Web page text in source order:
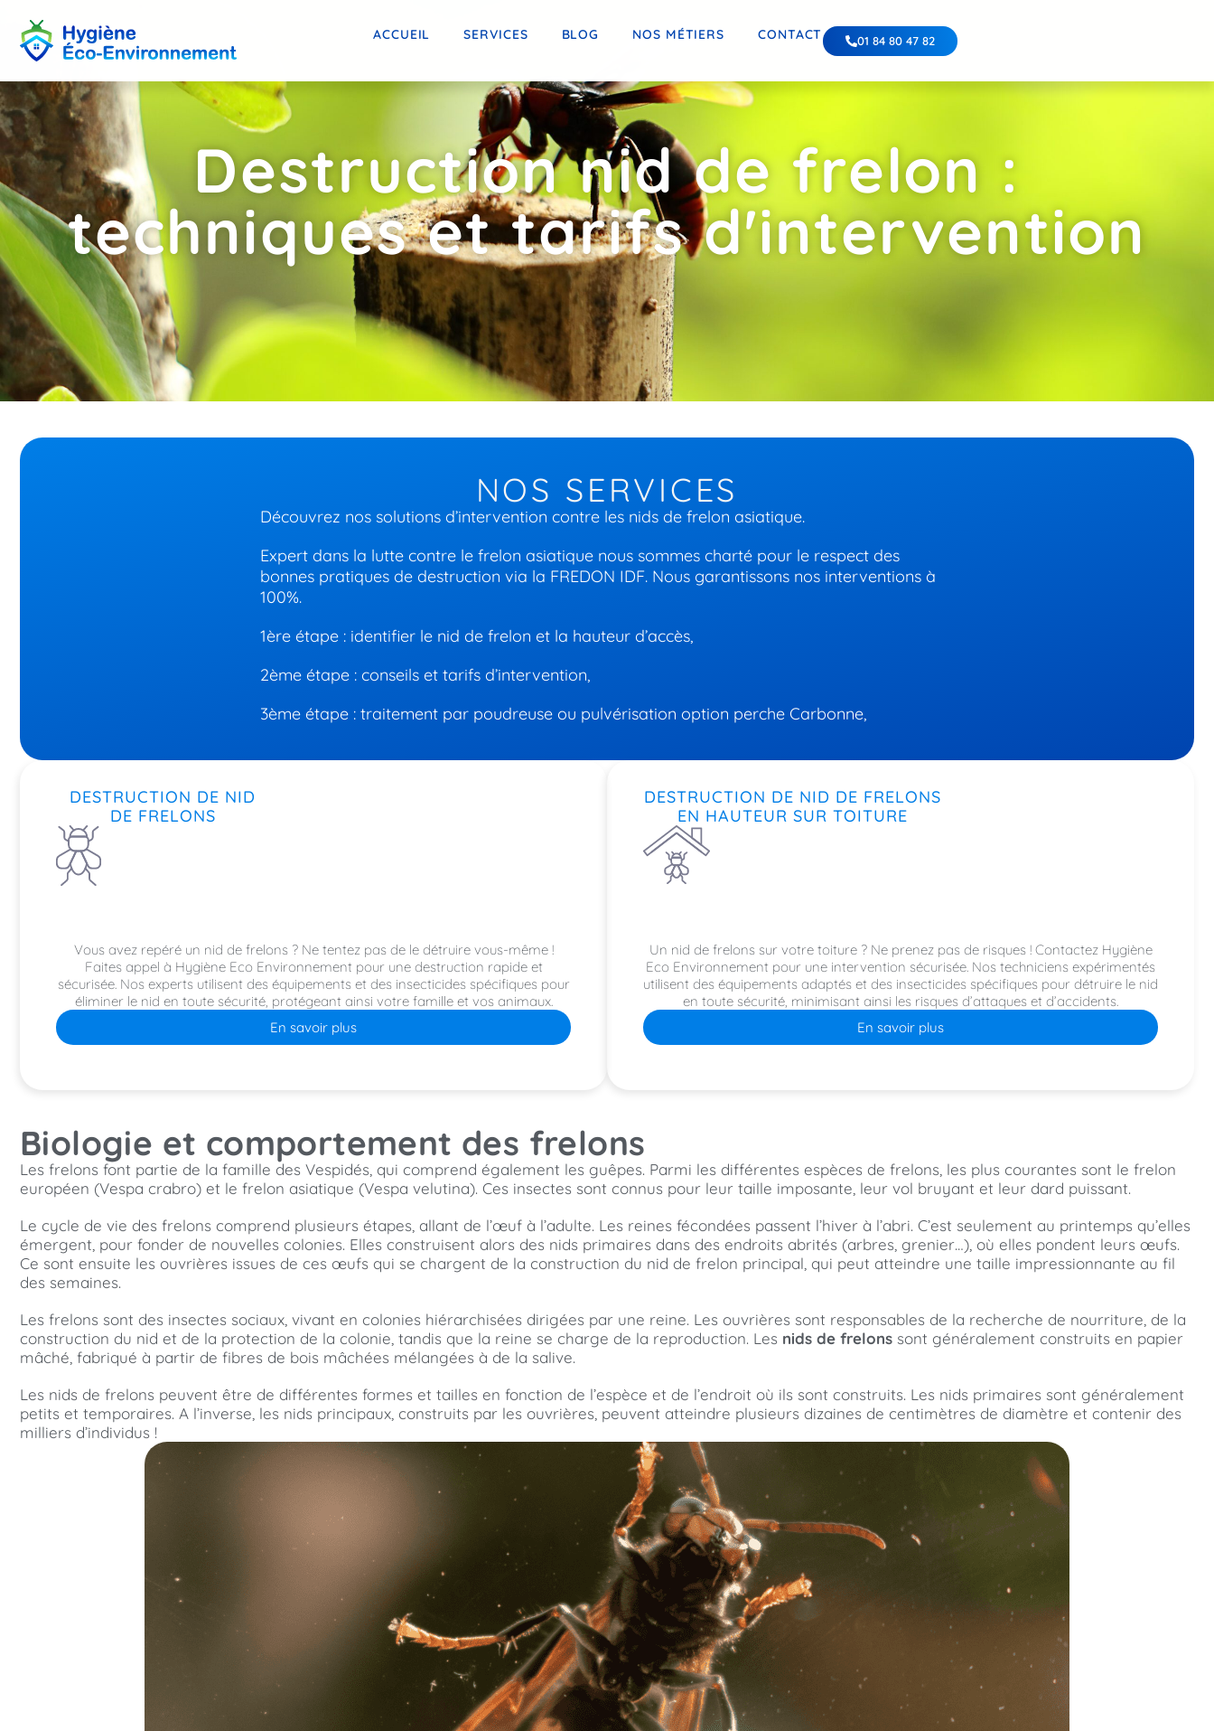
ACCUEIL SERVICES BLOG NOS MÉTIERS CONTACT 01 84 80 47 82
Destruction nid de frelon :
techniques et tarifs d'intervention
NOS SERVICES
Découvrez nos solutions d’intervention contre les nids de frelon asiatique.
Expert dans la lutte contre le frelon asiatique nous sommes charté pour le respect des
bonnes pratiques de destruction via la FREDON IDF. Nous garantissons nos interventions à
100%.
1ère étape : identifier le nid de frelon et la hauteur d’accès,
2ème étape : conseils et tarifs d’intervention,
3ème étape : traitement par poudreuse ou pulvérisation option perche Carbonne,
DESTRUCTION DE NID
DE FRELONS
Vous avez repéré un nid de frelons ? Ne tentez pas de le détruire vous-même !
Faites appel à Hygiène Eco Environnement pour une destruction rapide et
sécurisée. Nos experts utilisent des équipements et des insecticides spécifiques pour
éliminer le nid en toute sécurité, protégeant ainsi votre famille et vos animaux.
En savoir plus
DESTRUCTION DE NID DE FRELONS
EN HAUTEUR SUR TOITURE
Un nid de frelons sur votre toiture ? Ne prenez pas de risques ! Contactez Hygiène
Eco Environnement pour une intervention sécurisée. Nos techniciens expérimentés
utilisent des équipements adaptés et des insecticides spécifiques pour détruire le nid
en toute sécurité, minimisant ainsi les risques d’attaques et d’accidents.
En savoir plus
Biologie et comportement des frelons
Les frelons font partie de la famille des Vespidés, qui comprend également les guêpes. Parmi les différentes espèces de frelons, les plus courantes sont le frelon
européen (Vespa crabro) et le frelon asiatique (Vespa velutina). Ces insectes sont connus pour leur taille imposante, leur vol bruyant et leur dard puissant.
Le cycle de vie des frelons comprend plusieurs étapes, allant de l’œuf à l’adulte. Les reines fécondées passent l’hiver à l’abri. C’est seulement au printemps qu’elles
émergent, pour fonder de nouvelles colonies. Elles construisent alors des nids primaires dans des endroits abrités (arbres, grenier…), où elles pondent leurs œufs.
Ce sont ensuite les ouvrières issues de ces œufs qui se chargent de la construction du nid de frelon principal, qui peut atteindre une taille impressionnante au fil
des semaines.
Les frelons sont des insectes sociaux, vivant en colonies hiérarchisées dirigées par une reine. Les ouvrières sont responsables de la recherche de nourriture, de la
construction du nid et de la protection de la colonie, tandis que la reine se charge de la reproduction. Les nids de frelons sont généralement construits en papier
mâché, fabriqué à partir de fibres de bois mâchées mélangées à de la salive.
Les nids de frelons peuvent être de différentes formes et tailles en fonction de l’espèce et de l’endroit où ils sont construits. Les nids primaires sont généralement
petits et temporaires. A l’inverse, les nids principaux, construits par les ouvrières, peuvent atteindre plusieurs dizaines de centimètres de diamètre et contenir des
milliers d’individus !